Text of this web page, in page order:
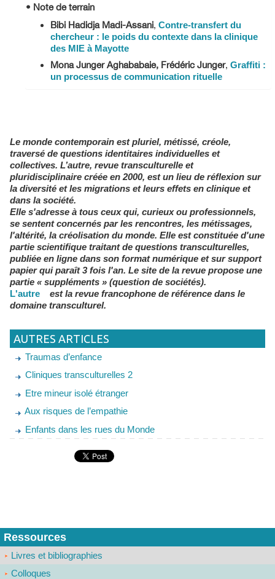
Ressources
Livres et bibliographies
Colloques
• Note de terrain
Bibi Hadidja Madi-Assani, Contre-transfert du
chercheur : le poids du contexte dans la clinique
des MIE à Mayotte
Mona Junger Aghababaie, Frédéric Junger, Graffiti :
un processus de communication rituelle
Le monde contemporain est pluriel, métissé, créole,
traversé de ques­tions identitaires individuelles et
collectives. L’autre, revue transculturelle et
pluridisciplinaire créée en 2000, est un lieu de réflexion sur
la diversité et les migrations et leurs effets en clinique et
dans la société.
Elle s'adresse à tous ceux qui, curieux ou professionnels,
se sentent concernés par les rencontres, les métissages,
l'altérité, la créolisation du monde. Elle est constituée d'une
partie scientifique traitant de questions transculturelles,
publiée en ligne dans son format numérique et sur support
papier qui paraît 3 fois l'an. Le site de la revue propose une
partie « suppléments » (question de sociétés).
L'autre est la revue francophone de référence dans le
domaine transculturel.
AUTRES ARTICLES
Traumas d’enfance
Cliniques transculturelles 2
Etre mineur isolé étranger
Aux risques de l’empathie
Enfants dans les rues du Monde